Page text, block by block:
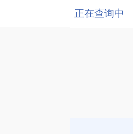
正在查询中